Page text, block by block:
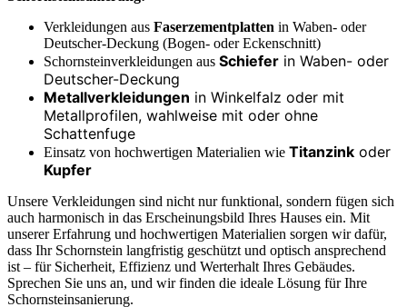
Verkleidungen aus Faserzementplatten in Waben- oder
Deutscher-Deckung (Bogen- oder Eckenschnitt)
Schornsteinverkleidungen aus Schiefer in Waben- oder
Deutscher-Deckung
Metallverkleidungen in Winkelfalz oder mit
Metallprofilen, wahlweise mit oder ohne
Schattenfuge
Einsatz von hochwertigen Materialien wie Titanzink oder
Kupfer
Unsere Verkleidungen sind nicht nur funktional, sondern fügen sich
auch harmonisch in das Erscheinungsbild Ihres Hauses ein. Mit
unserer Erfahrung und hochwertigen Materialien sorgen wir dafür,
dass Ihr Schornstein langfristig geschützt und optisch ansprechend
ist – für Sicherheit, Effizienz und Werterhalt Ihres Gebäudes.
Sprechen Sie uns an, und wir finden die ideale Lösung für Ihre
Schornsteinsanierung.